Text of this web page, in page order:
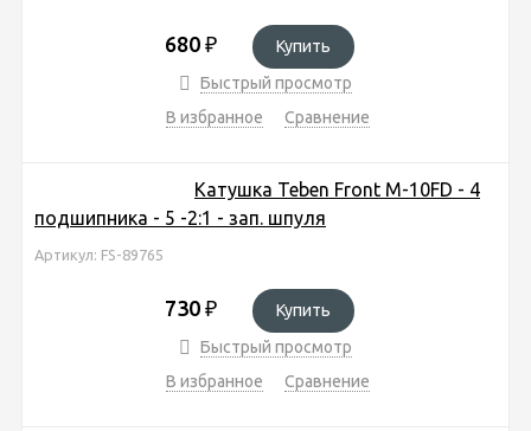
680 ₽
Купить
Быстрый просмотр
В избранное
Сравнение
Катушка Teben Front M-10FD - 4
подшипника - 5 -2:1 - зап. шпуля
Артикул: FS-89765
730 ₽
Купить
Быстрый просмотр
В избранное
Сравнение